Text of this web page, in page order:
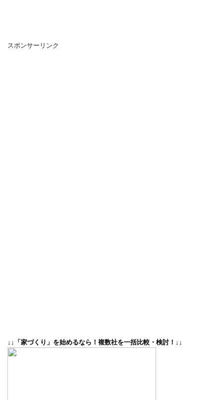
スポンサーリンク
↓↓「家づくり」を始めるなら！複数社を一括比較・検討！↓↓